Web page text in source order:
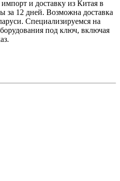
и доставку из Китая в
за 12 дней. Возможна доставка
Специализируемся на
под ключ, включая